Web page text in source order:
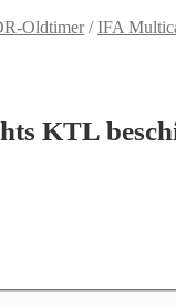
Oldtimer/IFA
KTL